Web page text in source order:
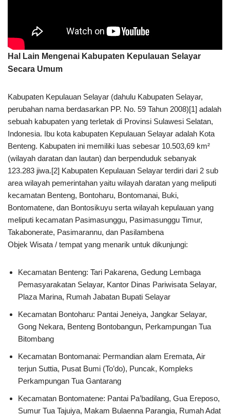
Hal Lain Mengenai Kabupaten Kepulauan Selayar
Secara Umum
Kabupaten Kepulauan Selayar (dahulu Kabupaten Selayar,
perubahan nama berdasarkan PP. No. 59 Tahun 2008)[1] adalah
sebuah kabupaten yang terletak di Provinsi Sulawesi Selatan,
Indonesia. Ibu kota kabupaten Kepulauan Selayar adalah Kota
Benteng. Kabupaten ini memiliki luas sebesar 10.503,69 km²
(wilayah daratan dan lautan) dan berpenduduk sebanyak
123.283 jiwa.[2] Kabupaten Kepulauan Selayar terdiri dari 2 sub
area wilayah pemerintahan yaitu wilayah daratan yang meliputi
kecamatan Benteng, Bontoharu, Bontomanai, Buki,
Bontomatene, dan Bontosikuyu serta wilayah kepulauan yang
meliputi kecamatan Pasimasunggu, Pasimasunggu Timur,
Takabonerate, Pasimarannu, dan Pasilambena
Objek Wisata / tempat yang menarik untuk dikunjungi:
Kecamatan Benteng: Tari Pakarena, Gedung Lembaga
Pemasyarakatan Selayar, Kantor Dinas Pariwisata Selayar,
Plaza Marina, Rumah Jabatan Bupati Selayar
Kecamatan Bontoharu: Pantai Jeneiya, Jangkar Selayar,
Gong Nekara, Benteng Bontobangun, Perkampungan Tua
Bitombang
Kecamatan Bontomanai: Permandian alam Eremata, Air
terjun Suttia, Pusat Bumi (To’do), Puncak, Kompleks
Perkampungan Tua Gantarang
Kecamatan Bontomatene: Pantai Pa’badilang, Gua Ereposo,
Sumur Tua Tajuiya, Makam Bulaenna Parangia, Rumah Adat